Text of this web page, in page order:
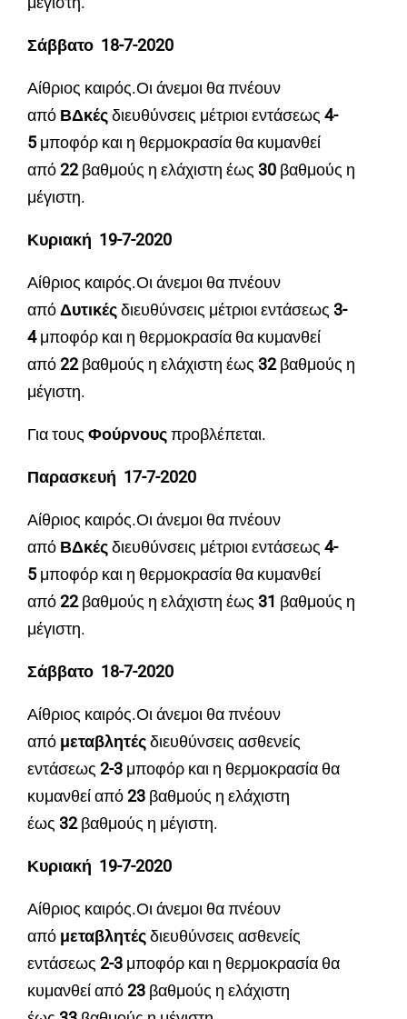
Σάββατο 18-7-2020
Αίθριος καιρός.Οι άνεμοι θα πνέουν
από ΒΔκέςδιευθύνσεις μέτριοι εντάσεως 4-
5μποφόρ και η θερμοκρασία θα κυμανθεί
από22βαθμούς η ελάχιστη έως 30 βαθμούς η
μέγιστη.
Κυριακή 19-7-2020
Αίθριος καιρός.Οι άνεμοι θα πνέουν
απόΔυτικέςδιευθύνσεις μέτριοι εντάσεως 3-
4μποφόρ και η θερμοκρασία θα κυμανθεί
από22βαθμούς η ελάχιστη έως 32βαθμούς η
μέγιστη.
Για τους Φούρνουςπροβλέπεται.
Παρασκευή 17-7-2020
Αίθριος καιρός.Οι άνεμοι θα πνέουν
από ΒΔκέςδιευθύνσεις μέτριοι εντάσεως 4-
5μποφόρ και η θερμοκρασία θα κυμανθεί
από22βαθμούς η ελάχιστη έως 31 βαθμούς η
μέγιστη.
Σάββατο 18-7-2020
Αίθριος καιρός.Οι άνεμοι θα πνέουν
από μεταβλητέςδιευθύνσεις ασθενείς
εντάσεως 2-3 μποφόρ και η θερμοκρασία θα
κυμανθεί από23 βαθμούς η ελάχιστη
έως 32βαθμούς η μέγιστη.
Κυριακή 19-7-2020
Αίθριος καιρός.Οι άνεμοι θα πνέουν
από μεταβλητέςδιευθύνσεις ασθενείς
εντάσεως 2-3 μποφόρ και η θερμοκρασία θα
κυμανθεί από23 βαθμούς η ελάχιστη